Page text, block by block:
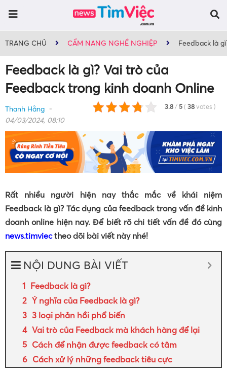
TRANG CHỦ CẨM NANG NGHỀ NGHIỆP Feedback là
Feedback là gì? Vai trò của
Feedback trong kinh doanh Online
3.8 / 5 ( 38 votes )
Thanh Hằng
04/03/2024, 08:10
Rất nhiều người hiện nay thắc mắc về khái niệm
Feedback là gì? Tác dụng của feedback trong vấn đề kinh
doanh online hiện nay. Để biết rõ chi tiết vấn đề đó cùng
news.timviectheo dõi bài viết này nhé!
NỘI DUNG BÀI VIẾT
Feedback là gì?
Ý nghĩa của Feedback là gì?
3 loại phản hồi phổ biến
Vai trò của Feedback mà khách hàng để lại
Cách để nhận được feedback có tâm
Cách xử lý những feedback tiêu cực